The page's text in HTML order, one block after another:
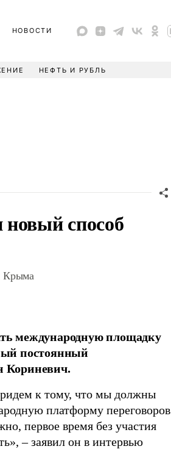
НОВОСТИ
НЕФТЬ И РУБЛЬ
способ
Крыма
международную площадку
постоянный
Кориневич.
к тому, что мы должны
платформу переговоров
первое время без участия
– заявил он в интервью